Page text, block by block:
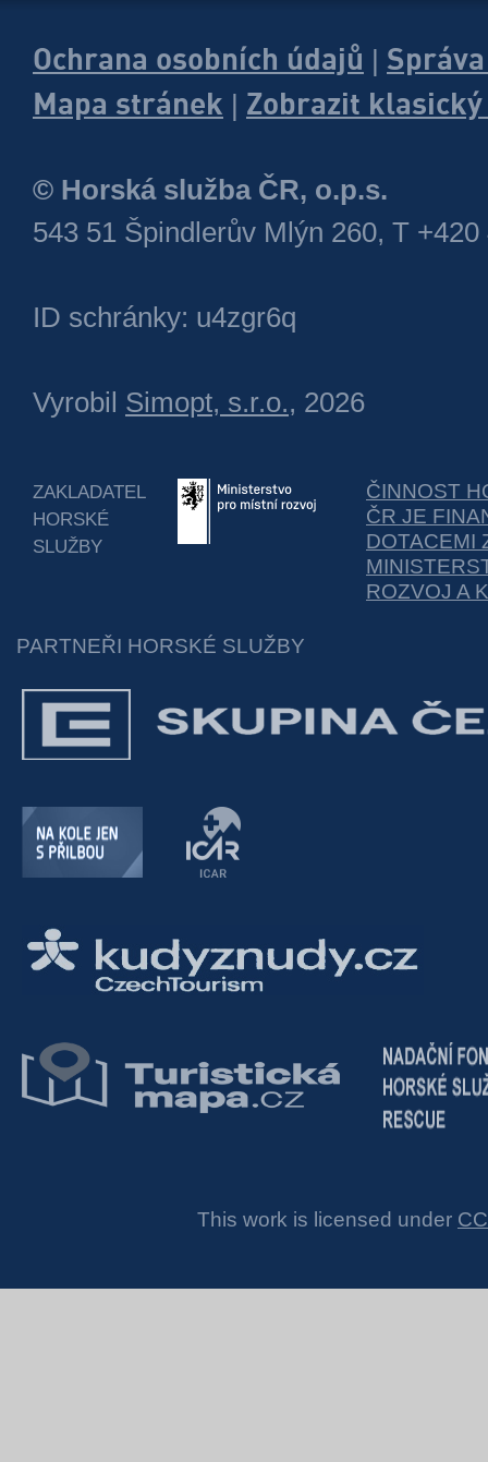
Ochrana osobních údajů
Mapa stránek
Zobrazit
© Horská služba ČR, o.p.s.
543 51 Špindlerův Mlýn 260, T +420
ID schránky: u4zgr6q
Vyrobil Simopt, s.r.o., 2026
ZAKLADATEL
HORSKÉ
SLUŽBY
ČINNOST
ČR JE
DOTACEMI
ROZVOJ A
PARTNEŘI HORSKÉ SLUŽBY
This work is licensed under